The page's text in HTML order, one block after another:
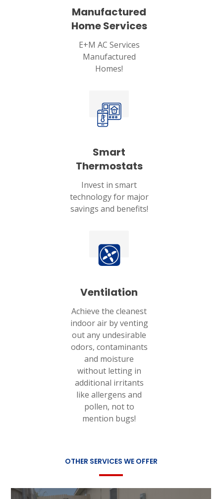
Manufactured
Home Services
E+M AC Services
Manufactured
Homes!
Smart
Thermostats
Invest in smart
technology for major
savings and benefits!
Ventilation
Achieve the cleanest
indoor air by venting
out any undesirable
odors, contaminants
and moisture
without letting in
additional irritants
like allergens and
pollen, not to
mention bugs!
OTHER SERVICES WE OFFER